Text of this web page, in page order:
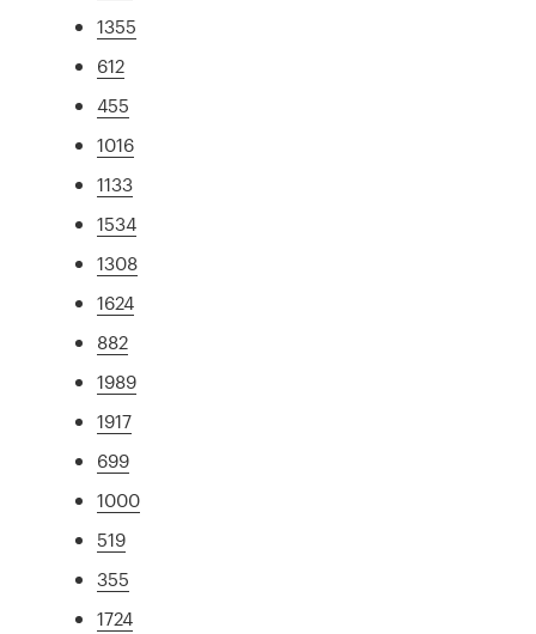
1355
612
455
1016
1133
1534
1308
1624
882
1989
1917
699
1000
519
355
1724